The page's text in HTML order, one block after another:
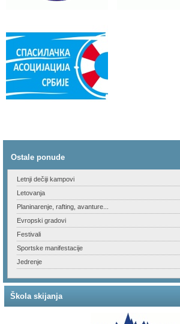
Ostale ponude
Letnji dečiji kampovi
Letovanja
Planinarenje, rafting, avanture...
Evropski gradovi
Festivali
Sportske manifestacije
Jedrenje
Škola skijanja